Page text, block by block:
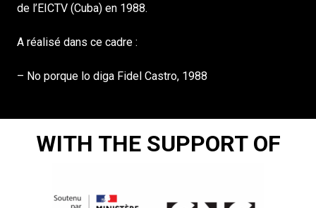
de l’EICTV (Cuba) en 1988.
A réalisé dans ce cadre :
– No porque lo diga Fidel Castro, 1988
WITH THE SUPPORT OF